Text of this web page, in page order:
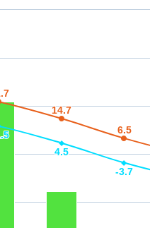
14.7
14.7
6.5
6.5
4.5
4.5
-3.7
-3.7